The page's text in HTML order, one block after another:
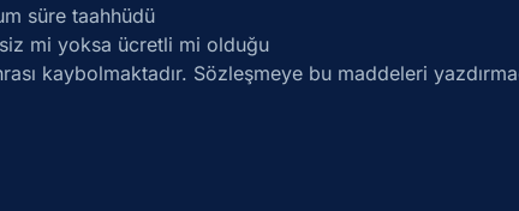
süre taahhüdü
mi yoksa ücretli mi olduğu
kaybolmaktadır. Sözleşmeye bu maddeleri